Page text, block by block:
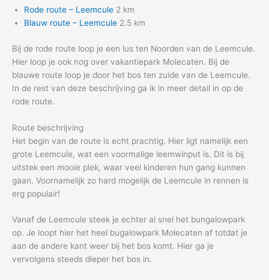
Rode route – Leemcule 2 km
Blauw route – Leemcule 2.5 km
Bij de rode route loop je een lus ten Noorden van de Leemcule.
Hier loop je ook nog over vakantiepark Molecaten. Bij de
blauwe route loop je door het bos ten zuide van de Leemcule.
In de rest van deze beschrijving ga ik in meer detail in op de
rode route.
Route beschrijving
Het begin van de route is echt prachtig. Hier ligt namelijk een
grote Leemcule, wat een voormalige leemwinput is. Dit is bij
uitstek een mooie plek, waar veel kinderen hun gang kunnen
gaan. Voornamelijk zo hard mogelijk de Leemcule in rennen is
erg populair!
Vanaf de Leemcule steek je echter al snel het bungalowpark
op. Je loopt hier het heel bugalowpark Molecaten af totdat je
aan de andere kant weer bij het bos komt. Hier ga je
vervolgens steeds dieper het bos in.